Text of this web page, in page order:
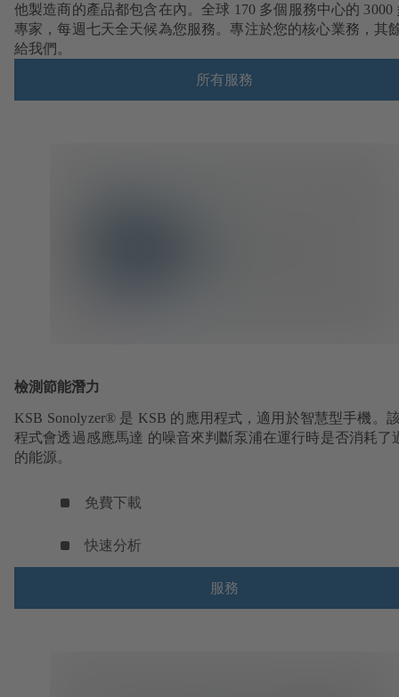
他製造商的產品都包含在內。全球 170 多個服務中心的 3000
專家，每週七天全天候為您服務。專注於您的核心業務，其
給我們。
所有服務
檢測節能潛力
KSB Sonolyzer® 是 KSB 的應用程式，適用於智慧型手機。
程式會透過感應馬達 的噪音來判斷泵浦在運行時是否消耗了
的能源。
免費下載
快速分析
服務